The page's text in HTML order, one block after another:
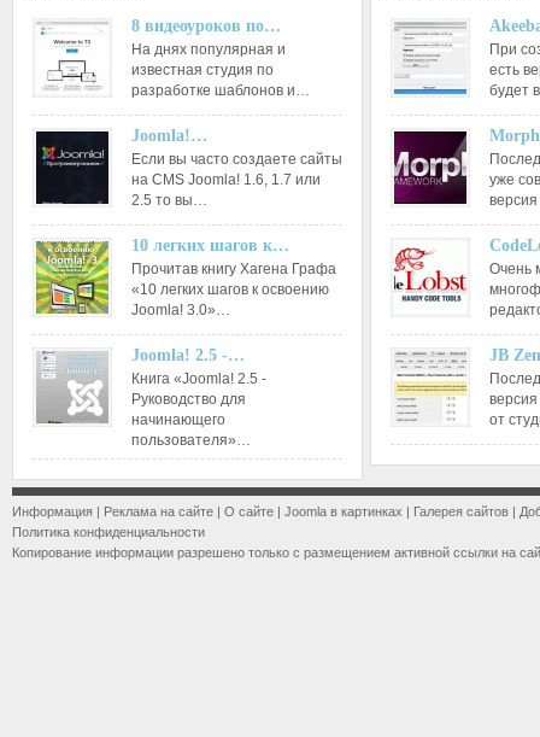
8 видеоуроков по…
На днях популярная и
известная студия по
разработке шаблонов и…
Joomla!…
Если вы часто создаете сайты
на CMS Joomla! 1.6, 1.7 или
2.5 то вы…
10 легких шагов к…
Прочитав книгу Хагена Графа
«10 легких шагов к освоению
Joomla! 3.0»…
Joomla! 2.5 -…
Книга «Joomla! 2.5 -
Руководство для
начинающего
пользователя»…
При
есть
будет
уже
Очень
JB
от
Информация | Реклама на сайте | О сайте | Joomla в картинках | Галерея сайтов |
Политика конфиденциальности
Копирование информации разрешено только с размещением активной ссылки на